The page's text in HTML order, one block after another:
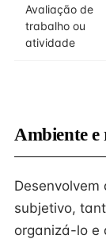
Avaliação de
trabalho ou
atividade
Ambiente
subjetivo,
organizá-lo e